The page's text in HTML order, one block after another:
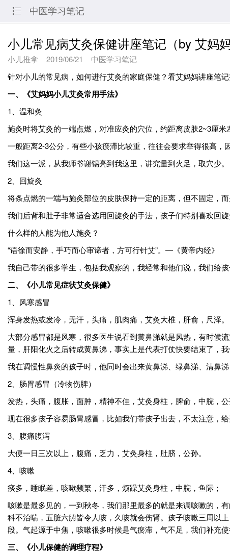
 中医学习笔记
小儿常见病艾灸保健讲座笔记（by 艾妈妈
小儿推拿 2019/06/21
中医学习笔记
针对小儿的常见病，如何进行艾灸的家庭保健？看艾妈妈讲座笔
一、《艾妈妈小儿艾灸常用手法》
1、温和灸
施灸时将艾灸的一端点燃，对准应灸的穴位，约距离皮肤2~3厘
一般距离2-3公分，有些小孩瘀滞比较重，往往会要求举得很高，
我们这一派，从我师爷谢锡亮到我这里，讲究量到火足，取穴少。
2、回旋灸
将条点燃的一端与施灸部位的皮肤保持一定的距离，但不固定，而
我们后背和肚子非常适合选用回旋灸的手法，孩子们特别喜欢回
什么样的人能为他人施灸？
“语徐而安静，手巧而心审谛者，方可行针艾”。—《黄帝内经》
我自己带的很多学生，包括我观察的，我经常和他们说，我们给
二、《小儿常见症状艾灸保健》
1、风寒感冒
浑身发热或发冷，无汗，头痛，肌肉痛，艾灸大椎，肝俞，尺泽。
大部分感冒都是风寒，很多医生说看到黄鼻涕就是风热，有时候
量，肝阳化火之后转成黄鼻涕，事实上是代表打仗快要结束了，我
我在调慢性鼻炎的孩子时，他同时会出来黄鼻涕、绿鼻涕、清鼻
2、肠胃感冒（冷物伤脾）
发热，头痛，腹胀，面肿，精神不佳，艾灸身柱，脾俞，中脘，公
现在很多孩子容易肠胃感冒，比如我们带孩子出去，不太注意，
3、腹痛腹泻
大便一日三次以上，腹痛，乏力，艾灸身柱，肚脐，公孙。
4、咳嗽
痰多，睡眠差，咳嗽频繁，汗多，烦躁艾灸身柱，中脘，鱼际；
咳嗽是最多见的，一到秋冬，我们那里最多的就是来调咳嗽的，
科不治喘，五脏六腑皆令人咳，久咳就会伤肾。孩子咳嗽三周以
段。气起源于中焦，咳嗽很多时候是气瘀滞，气不足，我们补充
三、《小儿保健的调理疗程》